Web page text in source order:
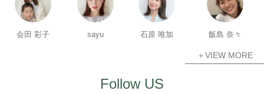
会田 彩子 sayu 石原 唯加 飯島 奈々
＋VIEW MORE
Follow US